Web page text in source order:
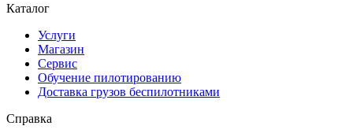
Каталог
Услуги
Магазин
Сервис
Обучение пилотированию
Доставка грузов беспилотниками
Справка